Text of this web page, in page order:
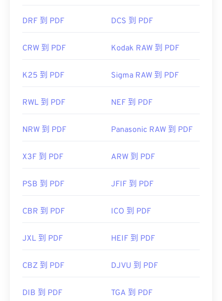
DRF 到 PDF DCS 到 PDF
CRW 到 PDF Kodak RAW 到 PDF
K25 到 PDF Sigma RAW 到 PDF
RWL 到 PDF NEF 到 PDF
NRW 到 PDF Panasonic RAW 到 PDF
X3F 到 PDF ARW 到 PDF
PSB 到 PDF JFIF 到 PDF
CBR 到 PDF ICO 到 PDF
JXL 到 PDF HEIF 到 PDF
CBZ 到 PDF DJVU 到 PDF
DIB 到 PDF TGA 到 PDF